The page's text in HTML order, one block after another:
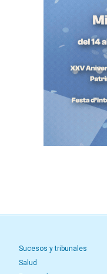
Sucesos y tribunales
Salud